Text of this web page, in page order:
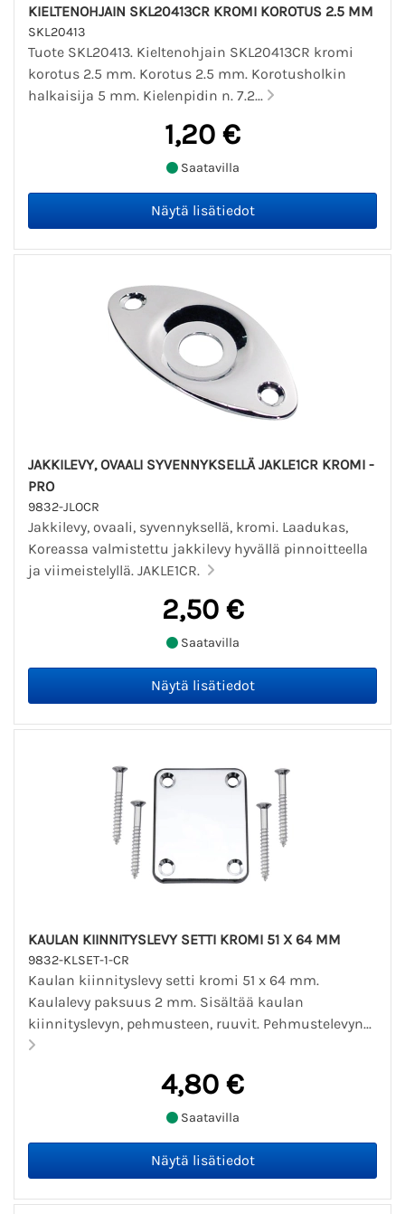
KIELTENOHJAIN SKL20413CR KROMI KOROTUS 2.5 MM
SKL20413
Tuote SKL20413. Kieltenohjain SKL20413CR kromi
korotus 2.5 mm. Korotus 2.5 mm. Korotusholkin
halkaisija 5 mm. Kielenpidin n. 7.2...
1,20 €
Saatavilla
JAKKILEVY, OVAALI SYVENNYKSELLÄ JAKLE1CR KROMI -
PRO
9832-JLOCR
Jakkilevy, ovaali, syvennyksellä, kromi. Laadukas,
Koreassa valmistettu jakkilevy hyvällä pinnoitteella
ja viimeistelyllä. JAKLE1CR.
2,50 €
Saatavilla
KAULAN KIINNITYSLEVY SETTI KROMI 51 X 64 MM
9832-KLSET-1-CR
Kaulan kiinnityslevy setti kromi 51 x 64 mm.
Kaulalevy paksuus 2 mm. Sisältää kaulan
kiinnityslevyn, pehmusteen, ruuvit. Pehmustelevyn...
4,80 €
Saatavilla